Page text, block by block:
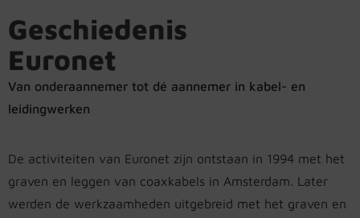
Geschiedenis
Euronet
Van onderaannemer tot dé aannemer in kabel- en
leidingwerken
De activiteiten van Euronet zijn ontstaan in 1994 met het
graven en leggen van coaxkabels in Amsterdam. Later
werden de werkzaamheden uitgebreid met het graven en